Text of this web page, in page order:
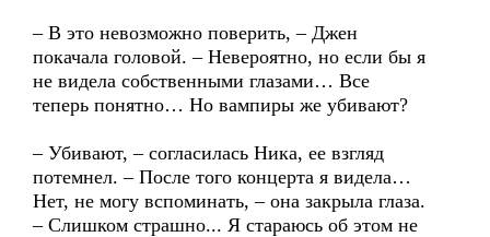
– В это невозможно поверить, – Джен
покачала головой. – Невероятно, но если бы я
не видела собственными глазами… Все
теперь понятно… Но вампиры же убивают?
– Убивают, – согласилась Ника, ее взгляд
потемнел. – После того концерта я видела…
Нет, не могу вспоминать, – она закрыла глаза.
– Слишком страшно... Я стараюсь об этом не